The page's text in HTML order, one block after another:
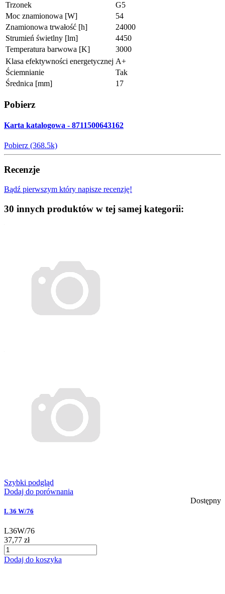
Trzonek
G5
Moc znamionowa [W]
54
Znamionowa trwałość [h]
24000
Strumień świetlny [lm]
4450
Temperatura barwowa [K]
3000
Klasa efektywności energetycznej A+
Ściemnianie
Tak
Średnica [mm]
17
Pobierz
Karta katalogowa - 8711500643162
Pobierz (368.5k)
Recenzje
Bądź pierwszym który napisze recenzję!
30 innych produktów w tej samej kategorii:
Szybki podgląd
Dodaj do porównania
Dostępny
L 36 W/76
L36W/76
37,77 zł
Dodaj do koszyka